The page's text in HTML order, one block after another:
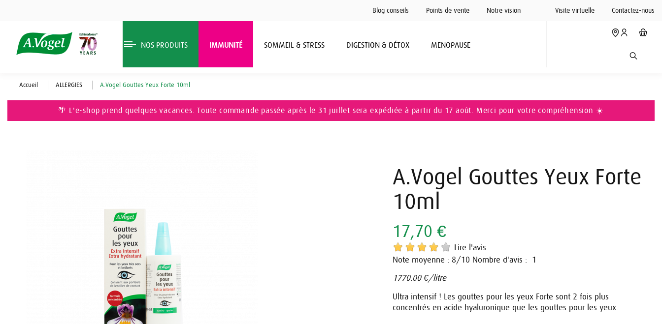
Blog conseils Points de vente Notre vision Visite virtuelle Contactez-nous
NOS PRODUITS IMMUNITÉ SOMMEIL & STRESS DIGESTION & DÉTOX MENOPAUSE
Accueil ALLERGIES A.Vogel Gouttes Yeux Forte 10ml
🌴 L'e-shop prend quelques vacances. Toute commande passée après le 31 juillet sera expédiée à partir du 17 août. Merci pour votre compréhension ☀️
A.Vogel Gouttes Yeux Forte
10ml
17,70 €
Lire l'avis
Note moyenne : 8/10 Nombre d'avis :
1
1770.00€/litre
Ultra intensif ! Les gouttes pour les yeux Forte sont 2 fois plus
concentrés en acide hyaluronique que les gouttes pour les yeux.